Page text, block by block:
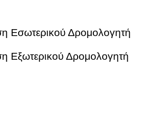
Εσωτερικού Δρομολογητή
Εξωτερικού Δρομολογητή